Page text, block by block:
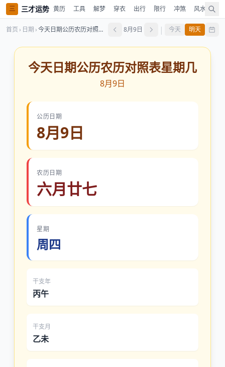
三 三才运势 黄历 工具 解梦 穿衣 出行 限行 冲煞 风水 时
首页 › 日期 › 今天日期公历农历对照表星期几 8月9日 | 今天 明天
今天日期公历农历对照表星期几
8月9日
公历日期
8月9日
农历日期
六月廿七
星期
周四
干支年
丙午
干支月
乙未